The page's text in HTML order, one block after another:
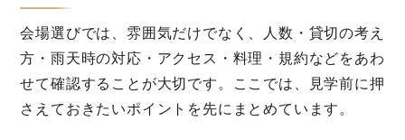
会場選びでは、雰囲気だけでなく、人数・貸切の考え
方・雨天時の対応・アクセス・料理・規約などをあわ
せて確認することが大切です。ここでは、見学前に押
さえておきたいポイントを先にまとめています。